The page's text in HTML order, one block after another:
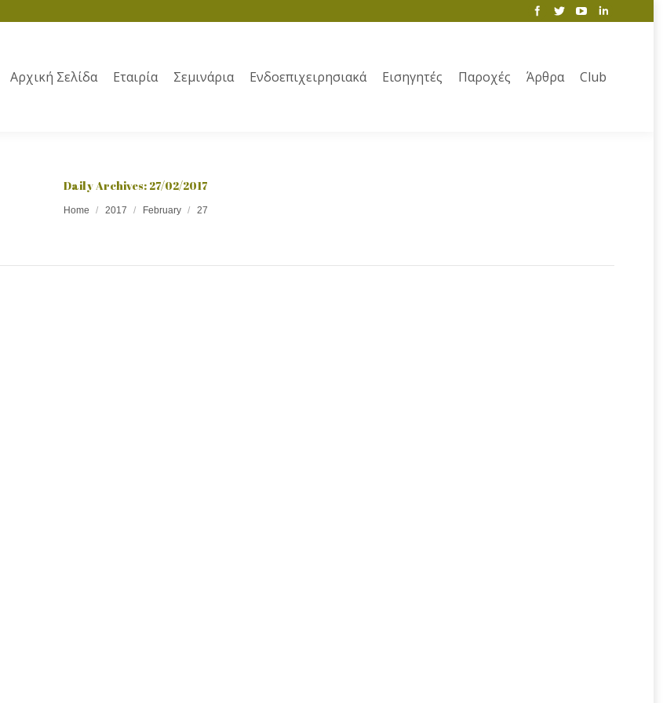
Αρχική Σελίδα Εταιρία Σεμινάρια Ενδοεπιχειρησιακά Εισηγητές Παροχές Άρθρα Club
Daily Archives: 27/02/2017
Home 2017 February 27